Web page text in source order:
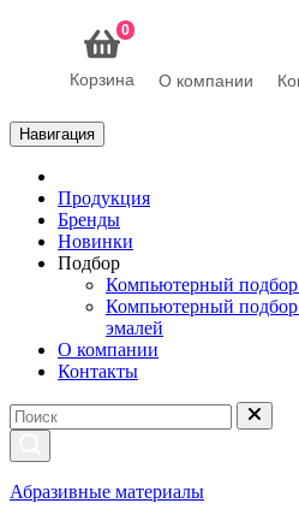
0
Корзина О компании
Навигация
Продукция
Бренды
Новинки
Подбор
Компьютерный подбор
Компьютерный подбор
эмалей
О компании
Контакты
Абразивные материалы